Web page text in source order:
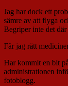
Jag har dock ett
sämre av att flyga
Begriper inte det
Får jag rätt
Har kommit en bit
administrationen
fotoblogg.